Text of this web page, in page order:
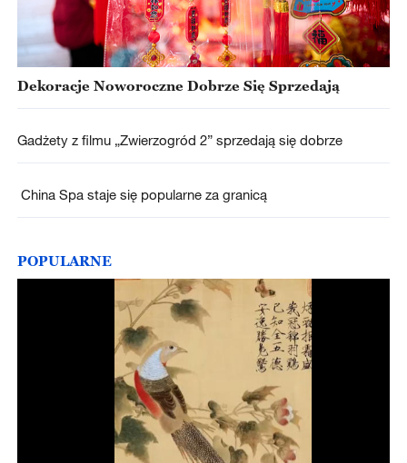
Dekoracje Noworoczne Dobrze Się Sprzedają
Gadżety z filmu „Zwierzogród 2” sprzedają się dobrze
China Spa staje się popularne za granicą
POPULARNE